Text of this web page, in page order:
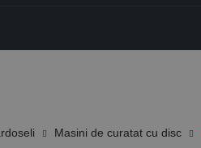
Masini de curatat cu disc